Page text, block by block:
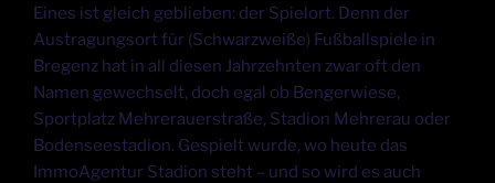
Eines ist gleich geblieben: der Spielort. Denn der
Austragungsort für (Schwarzweiße) Fußballspiele in
Bregenz hat in all diesen Jahrzehnten zwar oft den
Namen gewechselt, doch egal ob Bengerwiese,
Sportplatz Mehrerauerstraße, Stadion Mehrerau oder
Bodenseestadion. Gespielt wurde, wo heute das
ImmoAgentur Stadion steht – und so wird es auch